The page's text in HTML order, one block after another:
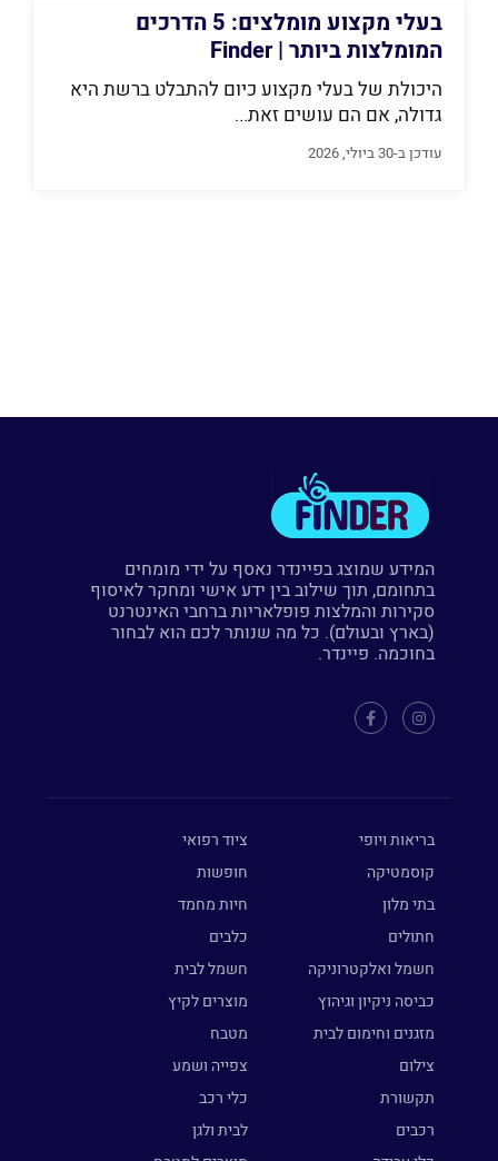
בעלי מקצוע מומלצים: 5 הדרכים
המומלצות ביותר | Finder
היכולת של בעלי מקצוע כיום להתבלט ברשת היא
גדולה, אם הם עושים זאת...
עודכן ב-30 ביולי, 2026
המידע שמוצג בפיינדר נאסף על ידי מומחים
בתחומם, תוך שילוב בין ידע אישי ומחקר לאיסוף
סקירות והמלצות פופלאריות ברחבי האינטרנט
(בארץ ובעולם). כל מה שנותר לכם הוא לבחור
בחוכמה. פיינדר.
בריאות ויופי
ציוד רפואי
קוסמטיקה
חופשות
בתי מלון
חיות מחמד
חתולים
כלבים
חשמל ואלקטרוניקה
חשמל לבית
כביסה ניקיון וגיהוץ
מוצרים לקיץ
מזגנים וחימום לבית
מטבח
צילום
צפייה ושמע
תקשורת
כלי רכב
רכבים
לבית ולגן